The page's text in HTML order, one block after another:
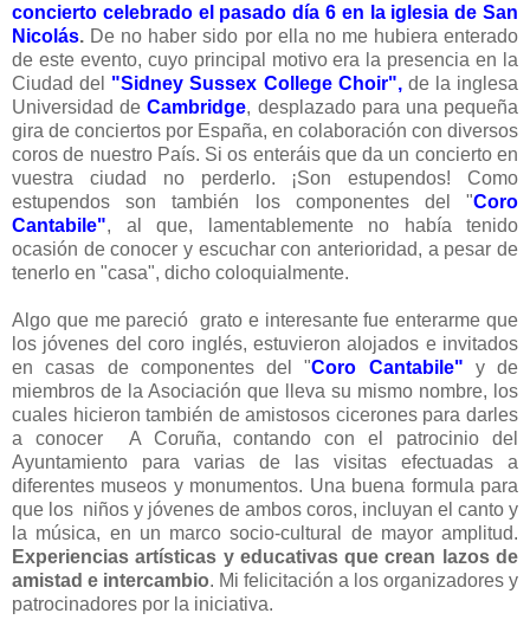
concierto celebrado el pasado día 6 en la iglesia de San
Nicolás. De no haber sido por ella no me hubiera enterado
de este evento, cuyo principal motivo era la presencia en la
Ciudad del "Sidney Sussex College Choir",de la inglesa
Universidad deCambridge, desplazado para una pequeña
gira de conciertos por España, en colaboración con diversos
coros de nuestro País. Si os enteráis que da un concierto en
vuestra ciudad no perderlo. ¡Son estupendos! Como
estupendos son también los componentes del "Coro
Cantabile", al que, lamentablemente no había tenido
ocasión de conocer y escuchar con anterioridad, a pesar de
tenerlo en "casa", dicho coloquialmente.
Algo que me pareció grato e interesante fue enterarme que
los jóvenes del coro inglés, estuvieron alojados e invitados
en casas de componentes del "Coro Cantabile" y de
miembros de la Asociación que lleva su mismo nombre, los
cuales hicieron también de amistosos cicerones para darles
a conocer A Coruña, contando con el patrocinio del
Ayuntamiento para varias de las visitas efectuadas a
diferentes museos y monumentos. Una buena formula para
que los niños y jóvenes de ambos coros, incluyan el canto y
la música, en un marco socio-cultural de mayor amplitud.
Experiencias artísticas y educativas que crean lazos de
amistad e intercambio. Mi felicitación a los organizadores y
patrocinadores por la iniciativa.